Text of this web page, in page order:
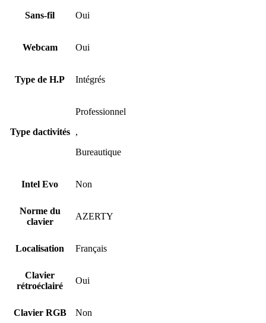
Sans-fil Oui
Webcam Oui
Type de H.P Intégrés
Type dactivités
Professionnel
,
Bureautique
Intel Evo Non
Norme du
clavier
AZERTY
Localisation Français
Clavier
rétroéclairé
Oui
Clavier RGB Non